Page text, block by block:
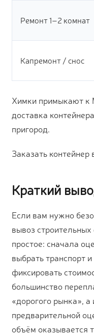
Ремонт 1–2 комнат
Капремонт / снос
Химки примыкают к
доставка
пригород.
Заказать
Краткий
Если вам нужно
вывоз
простое: сначала
выбрать транспорт
фиксировать
большинство
«дорогого рынка»,
предварительной
объём оказывается